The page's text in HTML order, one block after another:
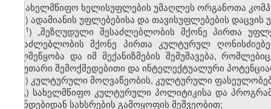
სახელმწიფო ხელისუფლების უმაღლეს ორგანოთა
ა) ადამიანის უფლებებისა და თავისუფლებების
​1) „შეზღუდული შესაძლებლობის მქონე პირთა
შესაძლებლობის მქონე პირთა კულტურულ
ხელშეწყობა და იმ მექანიზმების შემუშავება,
საკუთარი შემოქმედებითი და ინტელექტუალური
ბ) კულტურული მოღვაწეობის, კულტურული
გ) სახელმწიფო კულტურული პოლიტიკისა და
ფონდებიდან სახსრების გამოყოფის მეშვეობით;